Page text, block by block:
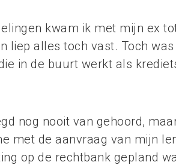
kwam ik met mijn ex
liep alles toch vast. Toch
in de buurt werkt als
nog nooit van gehoord,
met de aanvraag van mijn
op de rechtbank gepland